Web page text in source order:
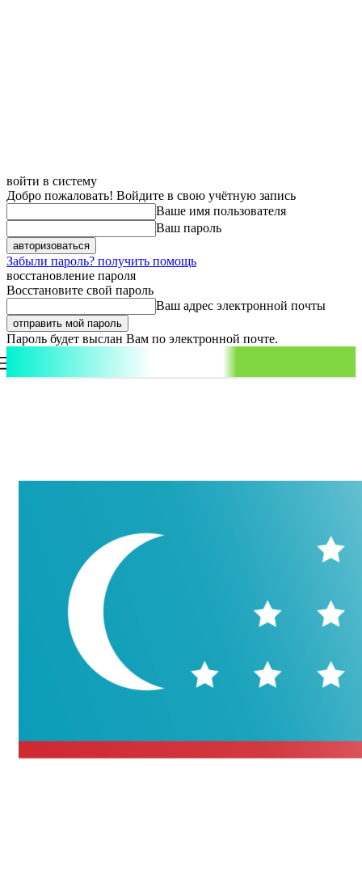
войти в систему
Добро пожаловать! Войдите в свою учётную запись
Ваше имя пользователя
Ваш пароль
Забыли пароль? получить помощь
восстановление пароля
Восстановите свой пароль
Ваш адрес электронной почты
Пароль будет выслан Вам по электронной почте.